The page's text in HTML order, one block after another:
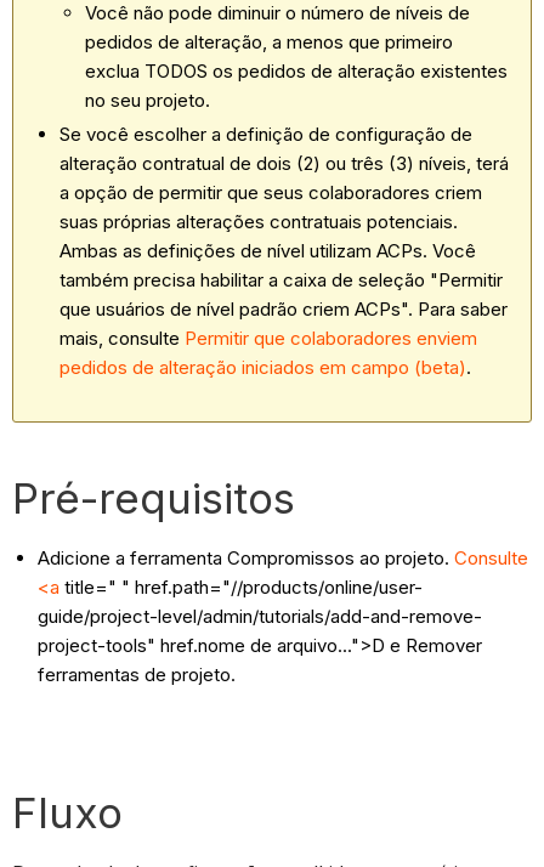
Você não pode diminuir o número de níveis de
pedidos de alteração, a menos que primeiro
exclua TODOS os pedidos de alteração existentes
no seu projeto.
Se você escolher a definição de configuração de
alteração contratual de dois (2) ou três (3) níveis, terá
a opção de permitir que seus colaboradores criem
suas próprias alterações contratuais potenciais.
Ambas as definições de nível utilizam ACPs. Você
também precisa habilitar a caixa de seleção "Permitir
que usuários de nível padrão criem ACPs". Para saber
mais, consulte Permitir que colaboradores enviem
pedidos de alteração iniciados em campo (beta).
Pré-requisitos
Adicione a ferramenta Compromissos ao projeto.Consulte
<a title=" " href.path="//products/online/user-
guide/project-level/admin/tutorials/add-and-remove-
project-tools" href.nome de arquivo...">D e Remover
ferramentas de projeto.
Fluxo